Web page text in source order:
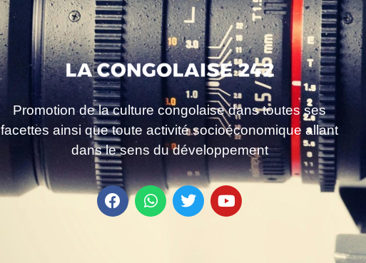
Promotion de la culture congolaise dans toutes ses
facettes ainsi que toute activité socioéconomique allant
dans le sens du développement